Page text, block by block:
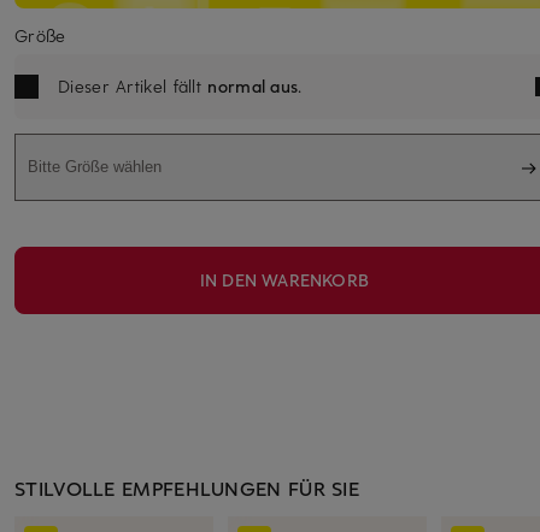
Größe
Dieser Artikel fällt normal aus.
Bitte Größe wählen
IN DEN WARENKORB
STILVOLLE EMPFEHLUNGEN FÜR SIE